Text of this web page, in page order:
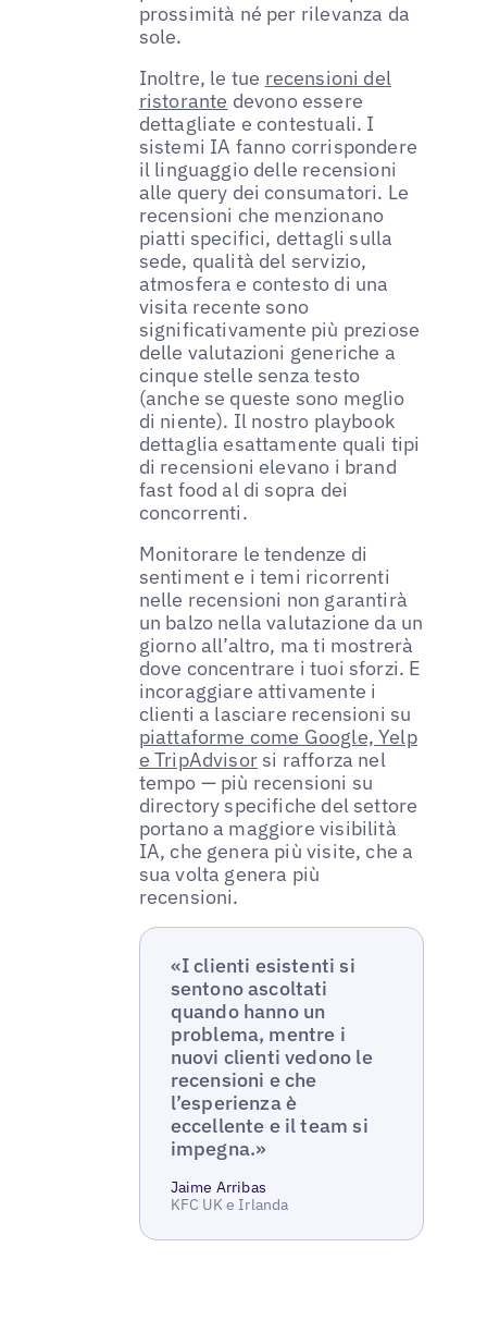
prossimità né per rilevanza da
sole.
Inoltre, le tue recensioni del
ristorante devono essere
dettagliate e contestuali. I
sistemi IA fanno corrispondere
il linguaggio delle recensioni
alle query dei consumatori. Le
recensioni che menzionano
piatti specifici, dettagli sulla
sede, qualità del servizio,
atmosfera e contesto di una
visita recente sono
significativamente più preziose
delle valutazioni generiche a
cinque stelle senza testo
(anche se queste sono meglio
di niente). Il nostro playbook
dettaglia esattamente quali tipi
di recensioni elevano i brand
fast food al di sopra dei
concorrenti.
Monitorare le tendenze di
sentiment e i temi ricorrenti
nelle recensioni non garantirà
un balzo nella valutazione da un
giorno all’altro, ma ti mostrerà
dove concentrare i tuoi sforzi. E
incoraggiare attivamente i
clienti a lasciare recensioni su
piattaforme come Google, Yelp
e TripAdvisorsi rafforza nel
tempo — più recensioni su
directory specifiche del settore
portano a maggiore visibilità
IA, che genera più visite, che a
sua volta genera più
recensioni.
«I clienti esistenti si
sentono ascoltati
quando hanno un
problema, mentre i
nuovi clienti vedono le
recensioni e che
l’esperienza è
eccellente e il team si
impegna.»
Jaime Arribas
KFC UK e Irlanda